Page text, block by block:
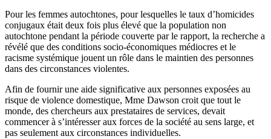
Pour les femmes autochtones, pour lesquelles le taux d’homicides
conjugaux était deux fois plus élevé que la population non
autochtone pendant la période couverte par le rapport, la recherche a
révélé que des conditions socio-économiques médiocres et le
racisme systémique jouent un rôle dans le maintien des personnes
dans des circonstances violentes.
Afin de fournir une aide significative aux personnes exposées au
risque de violence domestique, Mme Dawson croit que tout le
monde, des chercheurs aux prestataires de services, devait
commencer à s’intéresser aux forces de la société au sens large, et
pas seulement aux circonstances individuelles.